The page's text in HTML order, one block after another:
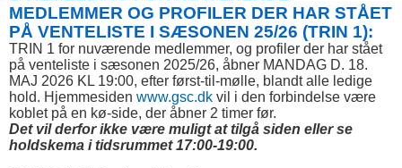
MEDLEMMER OG PROFILER DER HAR STÅET
PÅ VENTELISTE I SÆSONEN 25/26 (TRIN 1):
TRIN 1 for nuværende medlemmer, og profiler der har stået
på venteliste i sæsonen 2025/26, åbner MANDAG D. 18.
MAJ 2026 KL 19:00, efter først-til-mølle, blandt alle ledige
hold. Hjemmesiden www.gsc.dk vil i den forbindelse være
koblet på en kø-side, der åbner 2 timer før.
Det vil derfor ikke være muligt at tilgå siden eller se
holdskema i tidsrummet 17:00-19:00.